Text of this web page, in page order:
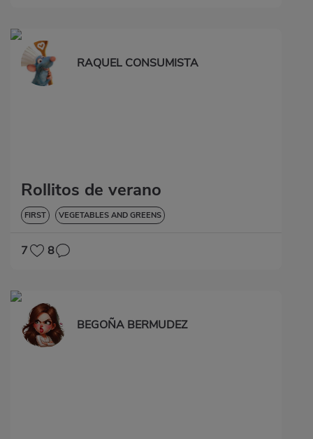
RAQUEL CONSUMISTA
Rollitos de verano
FIRST VEGETABLES AND GREENS
7 8
BEGOÑA BERMUDEZ